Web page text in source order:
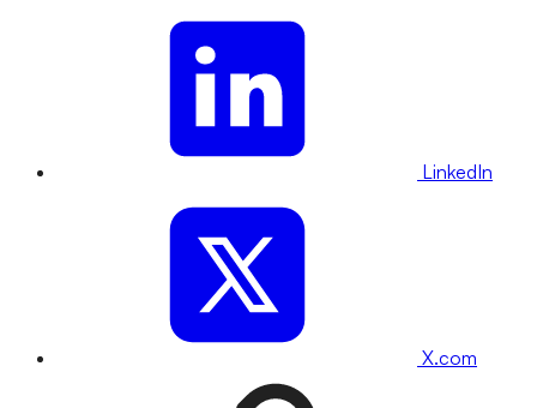
LinkedIn
X.com